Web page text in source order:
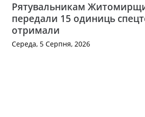
Рятувальникам
передали 15 одиниць
отримали
Середа, 5 Серпня, 2026